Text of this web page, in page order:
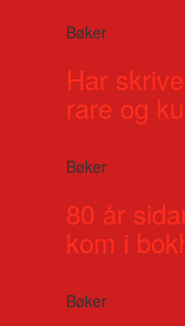
Bøker
Har
rare og
Bøker
80 år
kom i
Bøker